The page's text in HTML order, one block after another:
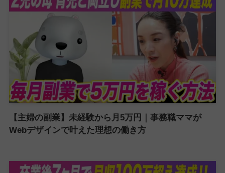
【主婦の副業】未経験から月5万円｜事務職ママが
Webデザインで叶えた理想の働き方